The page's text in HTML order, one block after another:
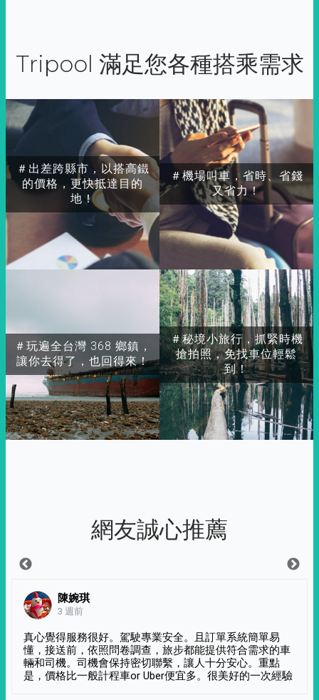
Tripool 滿足您各種搭乘需求
＃出差跨縣市，以搭高鐵
的價格，更快抵達目的
地！
＃玩遍全台灣 368 鄉鎮，
讓你去得了，也回得來！
＃秘境小旅行，抓緊時機
搶拍照，免找車位輕鬆
到！
＃機場叫車，省時、省錢
又省力！
網友誠心推薦
陳婉琪
3 週前
真心覺得服務很好。駕駛專業安全。且訂單系統簡單易
懂，接送前，依照問卷調查，旅步都能提供符合需求的車
輛和司機。司機會保持密切聯繫，讓人十分安心。重點
是，價格比一般計程車or Uber便宜多。很美好的一次經驗